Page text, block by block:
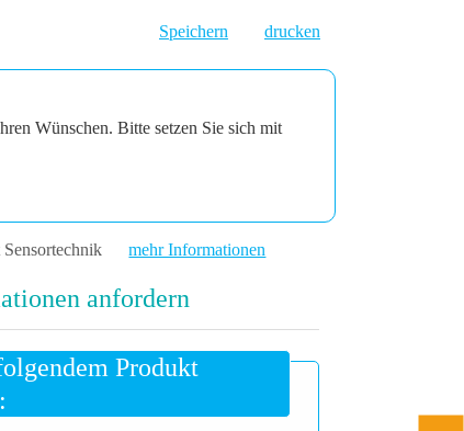
Speichern drucken
Wünschen. Bitte setzen Sie sich mit
mehr Informationen
anfordern
Produkt